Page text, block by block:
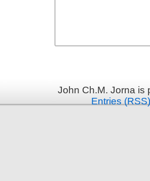
John Ch.M. Jorna
Entries (RSS)